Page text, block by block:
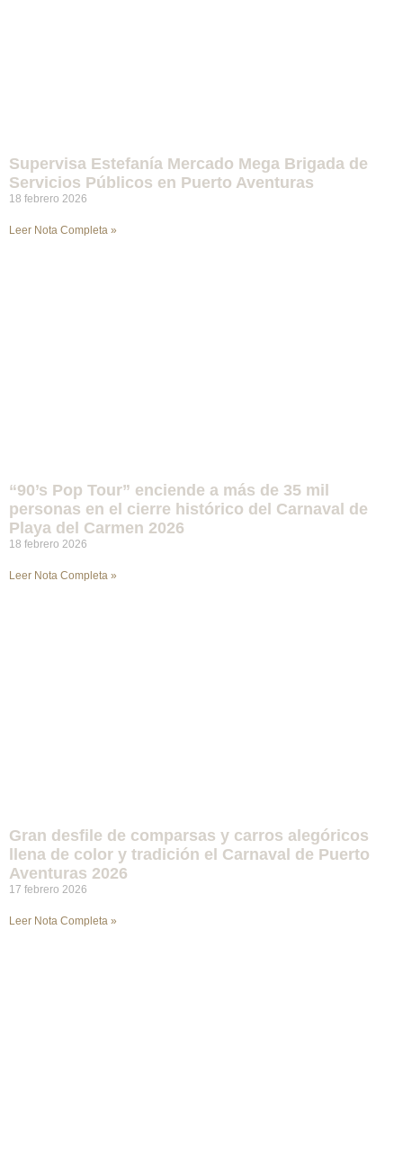
Supervisa Estefanía Mercado Mega Brigada de
Servicios Públicos en Puerto Aventuras
18 febrero 2026
Leer Nota Completa »
“90’s Pop Tour” enciende a más de 35 mil
personas en el cierre histórico del Carnaval de
Playa del Carmen 2026
18 febrero 2026
Leer Nota Completa »
Gran desfile de comparsas y carros alegóricos
llena de color y tradición el Carnaval de Puerto
Aventuras 2026
17 febrero 2026
Leer Nota Completa »